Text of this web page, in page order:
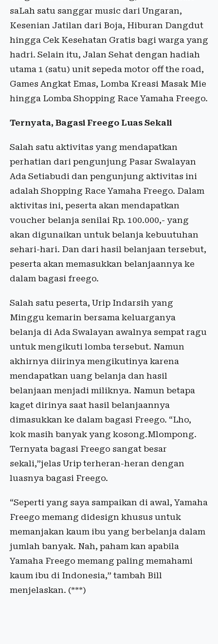
saLah satu sanggar music dari Ungaran,
Kesenian Jatilan dari Boja, Hiburan Dangdut
hingga Cek Kesehatan Gratis bagi warga yang
hadri. Selain itu, Jalan Sehat dengan hadiah
utama 1 (satu) unit sepeda motor off the road,
Games Angkat Emas, Lomba Kreasi Masak Mie
hingga Lomba Shopping Race Yamaha Freego.
Ternyata, Bagasi Freego Luas Sekali
Salah satu aktivitas yang mendapatkan
perhatian dari pengunjung Pasar Swalayan
Ada Setiabudi dan pengunjung aktivitas ini
adalah Shopping Race Yamaha Freego. Dalam
aktivitas ini, peserta akan mendapatkan
voucher belanja senilai Rp. 100.000,- yang
akan digunaikan untuk belanja kebuutuhan
sehari-hari. Dan dari hasil belanjaan tersebut,
peserta akan memasukkan belanjaannya ke
dalam bagasi freego.
Salah satu peserta, Urip Indarsih yang
Minggu kemarin bersama keluarganya
belanja di Ada Swalayan awalnya sempat ragu
untuk mengikuti lomba tersebut. Namun
akhirnya diirinya mengikutinya karena
mendapatkan uang belanja dan hasil
belanjaan menjadi miliknya. Namun betapa
kaget dirinya saat hasil belanjaannya
dimasukkan ke dalam bagasi Freego. “Lho,
kok masih banyak yang kosong.Mlompong.
Ternyata bagasi Freego sangat besar
sekali,”jelas Urip terheran-heran dengan
luasnya bagasi Freego.
“Seperti yang saya sampaikan di awal, Yamaha
Freego memang didesign khusus untuk
memanjakan kaum ibu yang berbelanja dalam
jumlah banyak. Nah, paham kan apabila
Yamaha Freego memang paling memahami
kaum ibu di Indonesia,” tambah Bill
menjelaskan. (***)